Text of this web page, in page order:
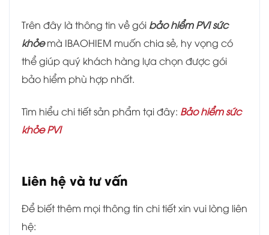
Trên đây là thông tin về gói bảo hiểm PVI sức
khỏemà IBAOHIEM muốn chia sẻ, hy vọng có
thể giúp quý khách hàng lựa chọn được gói
bảo hiểm phù hợp nhất.
Tìm hiểu chi tiết sản phẩm tại đây: Bảo hiểm sức
khỏe PVI
Liên hệ và tư vấn
Để biết thêm mọi thông tin chi tiết xin vui lòng liên
hệ: